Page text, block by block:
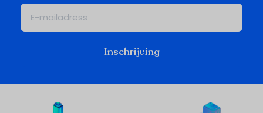
Inschrijving